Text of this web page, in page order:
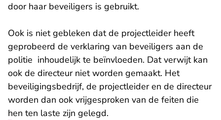
door haar beveiligers is gebruikt.
Ook is niet gebleken dat de projectleider heeft
geprobeerd de verklaring van beveiligers aan de
politie inhoudelijk te beïnvloeden. Dat verwijt kan
ook de directeur niet worden gemaakt. Het
beveiligingsbedrijf, de projectleider en de directeur
worden dan ook vrijgesproken van de feiten die
hen ten laste zijn gelegd.